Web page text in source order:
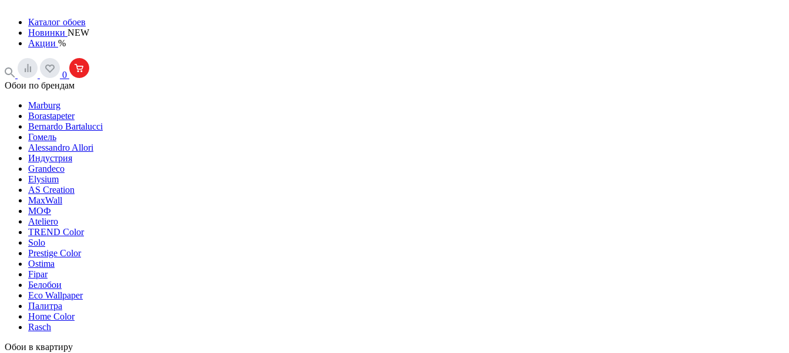
Каталог обоев
Новинки NEW
Акции %
0
Обои по брендам
Marburg
Borastapeter
Bernardo Bartalucci
Гомель
Alessandro Allori
Индустрия
Grandeco
Elysium
AS Creation
MaxWall
МОФ
Ateliero
TREND Color
Solo
Prestige Color
Ostima
Fipar
Белобои
Eco Wallpaper
Палитра
Home Color
Rasch
Обои в квартиру